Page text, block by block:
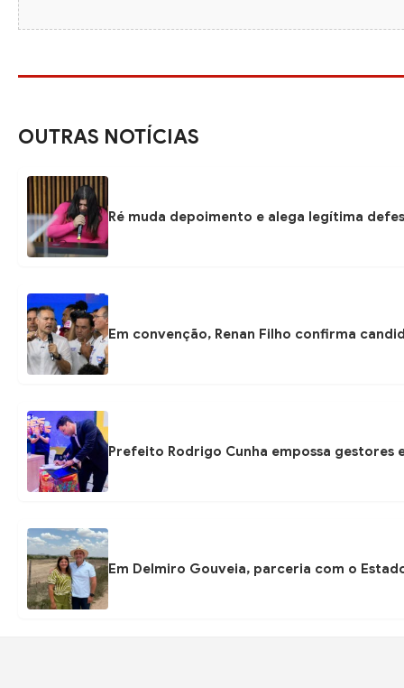
OUTRAS NOTÍCIAS
Ré muda depoimento e alega legítima
Em convenção, Renan Filho confirma
Prefeito Rodrigo Cunha empossa gestores
Em Delmiro Gouveia, parceria com o